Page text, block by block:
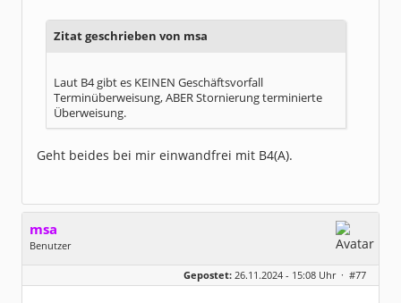
Zitat geschrieben von msa
Laut B4 gibt es KEINEN Geschäftsvorfall
Terminüberweisung, ABER Stornierung terminierte
Überweisung.
Geht beides bei mir einwandfrei mit B4(A).
msa
Benutzer
Geschlecht:
Alter:
63
Gepostet: 26.11.2024 - 15:08 Uhr · #77